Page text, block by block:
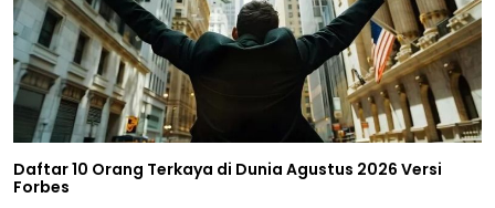
Daftar 10 Orang Terkaya di Dunia Agustus 2026 Versi
Forbes